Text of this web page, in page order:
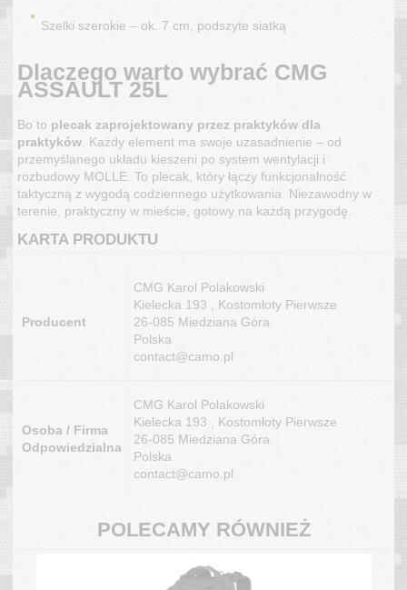
Szelki szerokie – ok. 7 cm, podszyte siatką
Dlaczego warto wybrać CMG
ASSAULT 25L
Bo to plecak zaprojektowany przez praktyków dla
praktyków . Każdy element ma swoje uzasadnienie – od
przemyślanego układu kieszeni po system wentylacji i
rozbudowy MOLLE. To plecak, który łączy funkcjonalność
taktyczną z wygodą codziennego użytkowania. Niezawodny w
terenie, praktyczny w mieście, gotowy na każdą przygodę.
KARTA PRODUKTU
Producent
CMG Karol Polakowski
Kielecka 193 , Kostomłoty Pierwsze
26-085 Miedziana Góra
Polska
contact@camo.pl
Osoba / Firma
Odpowiedzialna
CMG Karol Polakowski
Kielecka 193 , Kostomłoty Pierwsze
26-085 Miedziana Góra
Polska
contact@camo.pl
POLECAMY RÓWNIEŻ